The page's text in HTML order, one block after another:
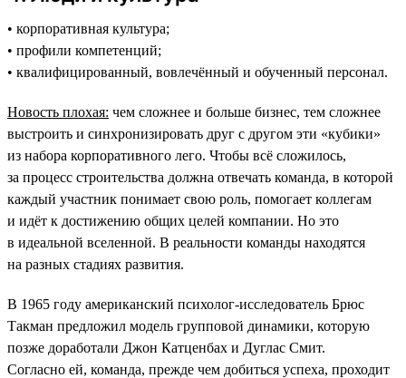
• корпоративная культура;
• профили компетенций;
• квалифицированный, вовлечённый и обученный персонал.
Новость плохая: чем сложнее и больше бизнес, тем сложнее
выстроить и синхронизировать друг с другом эти «кубики»
из набора корпоративного лего. Чтобы всё сложилось,
за процесс строительства должна отвечать команда, в которой
каждый участник понимает свою роль, помогает коллегам
и идёт к достижению общих целей компании. Но это
в идеальной вселенной. В реальности команды находятся
на разных стадиях развития.
В 1965 году американский психолог-исследователь Брюс
Такман предложил модель групповой динамики, которую
позже доработали Джон Катценбах и Дуглас Смит.
Согласно ей, команда, прежде чем добиться успеха, проходит